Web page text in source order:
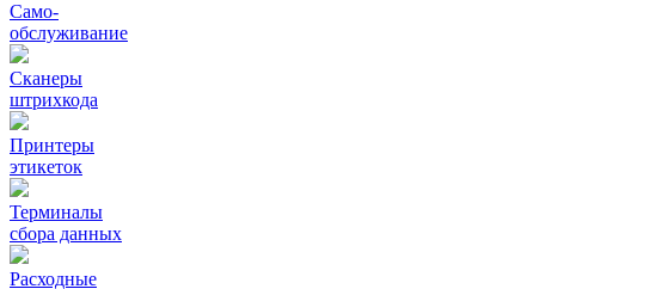
Само-
обслуживание
Сканеры
штрихкода
Принтеры
этикеток
Терминалы
сбора данных
Расходные